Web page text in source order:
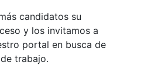
candidatos su
y los invitamos a
portal en busca de
trabajo.